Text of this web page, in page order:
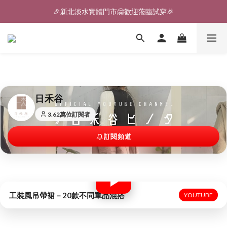
🎉新北淡水實體門市🤗歡迎蒞臨試穿🎉
🎉新北淡水實體門市🤗歡迎蒞臨試穿🎉
登入會員、即享限定優惠回饋✨
日禾谷
3.62萬位訂閱者
訂閱頻道
工裝風吊帶裙－20款不同單品混搭 YOUTUBE